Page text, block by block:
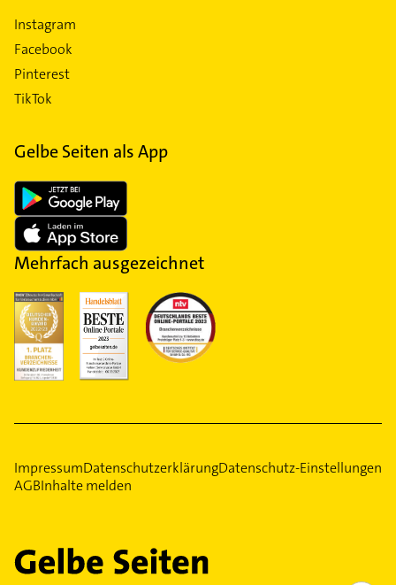
Instagram
Facebook
Pinterest
TikTok
Gelbe Seiten als App
Mehrfach ausgezeichnet
ImpressumDatenschutzerklärungDatenschutz-Einstellungen
AGBInhalte melden